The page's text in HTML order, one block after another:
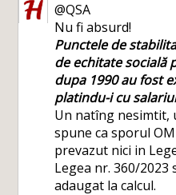
@QSA
Nu fi absurd!
Punctele de
de echitate socială
dupa 1990 au fost
platindu-i cu
Un natîng nesimtit,
spune ca sporul
prevazut nici in
Legea nr. 360/2023
adaugat la calcul.